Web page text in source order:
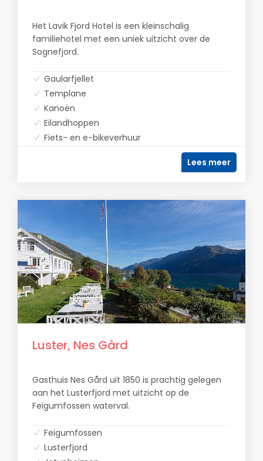
Het Lavik Fjord Hotel is een kleinschalig
familiehotel met een uniek uitzicht over de
Sognefjord.
Gaularfjellet
Templane
Kanoën
Eilandhoppen
Fiets- en e-bikeverhuur
Lees meer
Luster, Nes Gård
Gasthuis Nes Gård uit 1850 is prachtig gelegen
aan het Lusterfjord met uitzicht op de
Feigumfossen waterval.
Feigumfossen
Lusterfjord